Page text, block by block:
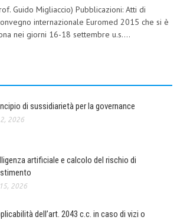
IN CRISI
Guido Migliaccio) Pubblicazioni: Atti di
internazionale Euromed 2015 che si è
nei giorni 16-18 settembre u.s....
di sussidiarietà per la governance
2026
artificiale e calcolo del rischio di
2026
dell’art. 2043 c.c. in caso di vizi o